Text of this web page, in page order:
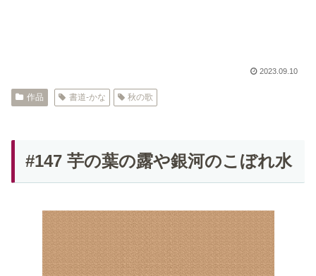
2023.09.10
作品 書道-かな 秋の歌
#147 芋の葉の露や銀河のこぼれ水